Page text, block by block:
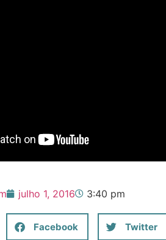
julho 1, 2016 3:40 pm
Facebook Twitter